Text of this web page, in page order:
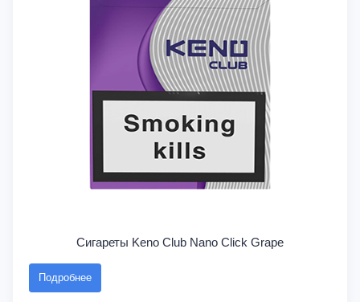
Сигареты Keno Club Nano Click Grape
Подробнее